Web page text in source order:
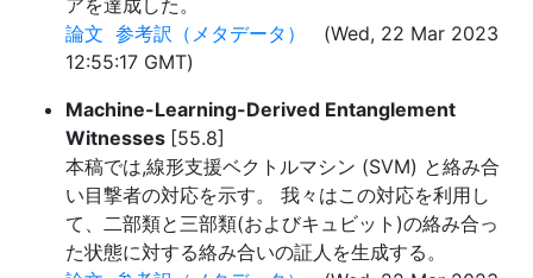
アを達成した。
論文 参考訳（メタデータ）
(Wed, 22 Mar 2023
12:55:17 GMT)
Machine-Learning-Derived Entanglement
Witnesses [55.8]
本稿では,線形支援ベクトルマシン (SVM) と絡み合
い目撃者の対応を示す。 我々はこの対応を利用し
て、二部類と三部類(およびキュビット)の絡み合っ
た状態に対する絡み合いの証人を生成する。